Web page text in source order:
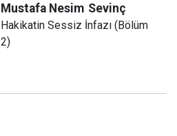
Mustafa Nesim Sevinç
Hakikatin Sessiz İnfazı (Bölüm
2)